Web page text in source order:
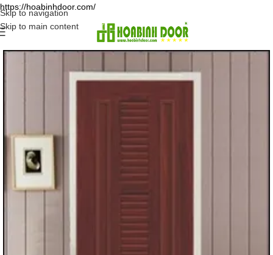
https://hoabinhdoor.com/
Skip to navigation
Skip to main content